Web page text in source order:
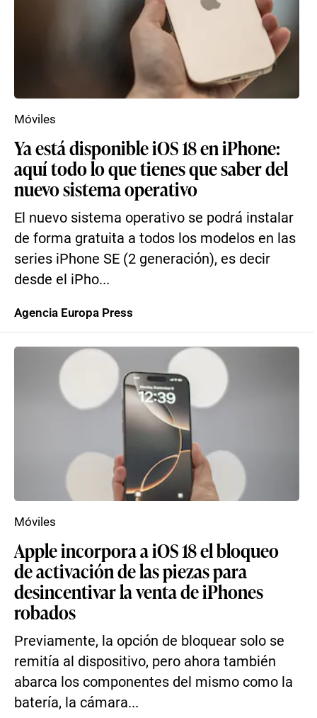
Ya está disponible iOS 18 en iPhone:
aquí todo lo que tienes que saber del
nuevo sistema operativo
El nuevo sistema operativo se podrá instalar
de forma gratuita a todos los modelos en las
series iPhone SE (2 generación), es decir
desde el iPho...
Móviles
Agencia Europa Press
Apple incorpora a iOS 18 el bloqueo
de activación de las piezas para
desincentivar la venta de iPhones
robados
Previamente, la opción de bloquear solo se
remitía al dispositivo, pero ahora también
abarca los componentes del mismo como la
batería, la cámara...
Móviles